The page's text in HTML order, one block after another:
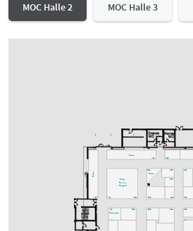
MOC Halle 2 MOC Halle 3
B24
Bistro
A25
Bistro
C19
B22
C29
B19 B18
A20
Fachpresse
C21
C20
C25
A21 B21
Bavaria
Bistro
Delights
C22
A30
Bistro
C23
C24